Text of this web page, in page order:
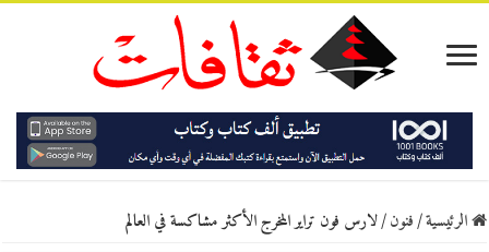
الرئيسية/فنون/لارس فون تراير المخرج الأكثر مشاكسة في العالم